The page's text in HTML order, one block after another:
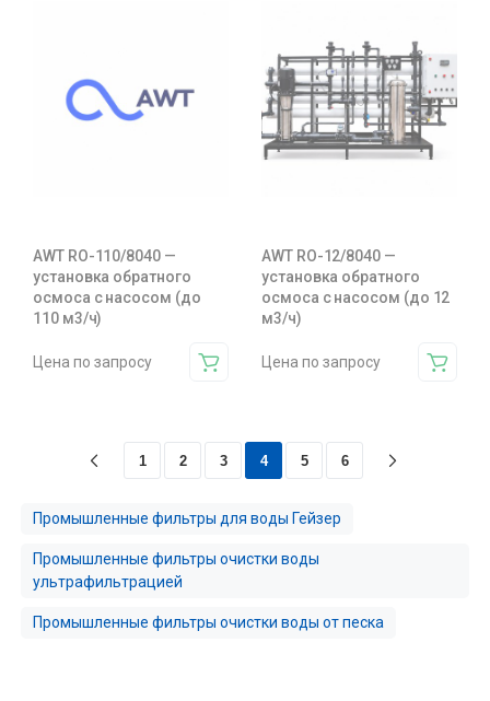
AWT RO-110/8040 —
установка обратного
осмоса с насосом (до
110 м3/ч)
Цена по запросу
AWT RO-12/8040 —
установка обратного
осмоса с насосом (до 12
м3/ч)
Цена по запросу
1 2 3 4 5 6
Промышленные фильтры для воды Гейзер
Промышленные фильтры очистки воды
ультрафильтрацией
Промышленные фильтры очистки воды от песка